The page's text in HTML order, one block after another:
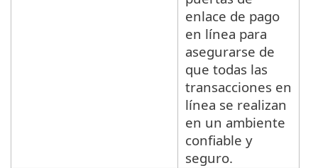
enlace de pago
en línea para
asegurarse de
que todas las
transacciones en
línea se realizan
en un ambiente
confiable y
seguro.